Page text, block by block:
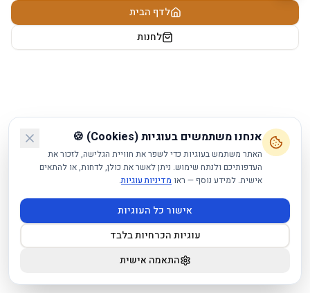
לדף הבית
לחנות
אנחנו משתמשים בעוגיות (Cookies) 🍪
האתר משתמש בעוגיות כדי לשפר את חוויית הגלישה, לזכור את
העדפותיכם ולנתח שימוש. ניתן לאשר את כולן, לדחות, או להתאים
אישית. למידע נוסף — ראו מדיניות עוגיות.
אישור כל העוגיות
עוגיות הכרחיות בלבד
התאמה אישית